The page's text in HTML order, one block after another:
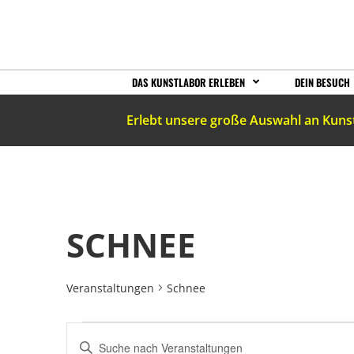
DAS KUNSTLABOR ERLEBEN DEIN BESUCH
Erlebt unsere große Auswahl an
SCHNEE
Veranstaltungen Schnee
VERANSTALTUNGEN
Bitte
Schlüsselwort